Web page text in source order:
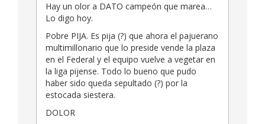
Hay un olor a DATO campeón que marea…
Lo digo hoy.
Pobre PIJA. Es pija (?) que ahora el pajuerano
multimillonario que lo preside vende la plaza
en el Federal y el equipo vuelve a vegetar en
la liga pijense. Todo lo bueno que pudo
haber sido queda sepultado (?) por la
estocada siestera.
DOLOR